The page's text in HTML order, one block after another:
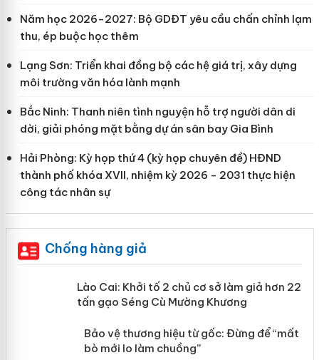
Năm học 2026-2027: Bộ GDĐT yêu cầu chấn chỉnh lạm
thu, ép buộc học thêm
Lạng Sơn: Triển khai đồng bộ các hệ giá trị, xây dựng
môi trường văn hóa lành mạnh
Bắc Ninh: Thanh niên tình nguyện hỗ trợ người dân di
dời, giải phóng mặt bằng dự án sân bay Gia Bình
Hải Phòng: Kỳ họp thứ 4 (kỳ họp chuyên đề) HĐND
thành phố khóa XVII, nhiệm kỳ 2026 - 2031 thực hiện
công tác nhân sự
Chống hàng giả
Lào Cai: Khởi tố 2 chủ cơ sở làm giả
hơn 22 tấn gạo Séng Cù Mường